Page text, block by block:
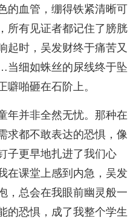
的血管，绷得铁紧清晰可
所有见证者都记住了膀胱
起时，吴发财终于痛苦又
细如蛛丝的尿线终于坠
噼啪砸在石阶上。
年并非全然无忧。那种在
求都不敢表达的恐惧，像
子更早地扎进了我们心
在课堂上感到内急，吴发
，总会在我眼前幽灵般一
的恐惧，成了我整个学生